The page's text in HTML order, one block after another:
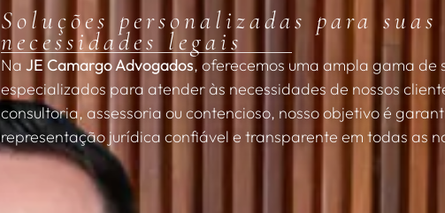
Soluções personalizadas para suas
necessidades legais
NaJE Camargo Advogados, oferecemos uma ampla gama de
especializados para atender às necessidades de nossos
consultoria, assessoria ou contencioso, nosso objetivo é
representação jurídica confiável e transparente em todas as